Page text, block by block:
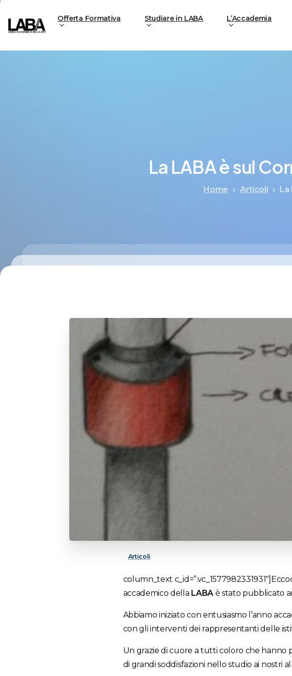
Offerta Formativa Studiare in LABA L’Accademia
La LABAèsul
Home Articoli La
Articoli
column_text c_id=”.vc_1577982331931″]
accademico della LABAè stato pubblicato
Abbiamo iniziato con entusiasmo l’anno
con gli interventi dei rappresentanti delle
Un grazie di cuore a tutti coloro che hanno
di grandi soddisfazioni nello studio ai nostri